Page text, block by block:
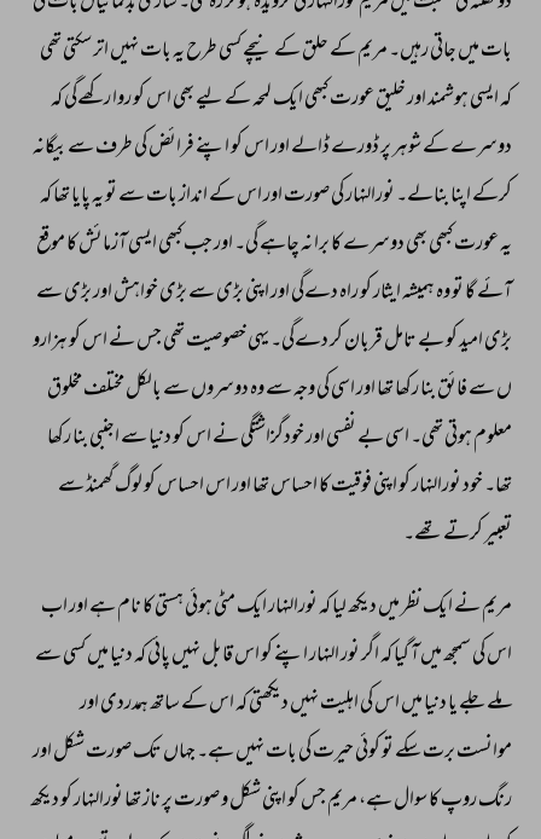
بات میں جاتی رہیں۔ مریم کے حلق کے نیچے کسی طرح یہ بات نہیں اتر سکتی تھی
کہ ایسی ہوشمند اور خلیق عورت کبھی ایک لمحہ کے لیے بھی اس کو روا رکھےگی کہ
دوسرے کے شوہر پر ڈورے ڈالے اور اس کو اپنے فرائض کی طرف سے بیگانہ
کرکے اپنا بنالے۔ نورالنہار کی صورت اور اس کے انداز بات سے تو یہ پایا تھا کہ
یہ عورت کبھی بھی دوسرے کا برا نہ چاہے گی۔ اور جب کبھی ایسی آزمائش کا موقع
آئے گا تو وہ ہمیشہ ایثار کو راہ دےگی اور اپنی بڑی سے بڑی خواہش اور بڑی سے
بڑی امید کو بے تامل قربان کر دےگی۔ یہی خصوصیت تھی جس نے اس کو ہزارو
ں سے فائق بنا رکھا تھا اور اسی کی وجہ سے وہ دوسروں سے بالکل مختلف مخلوق
معلوم ہوتی تھی۔ اسی بے نفسی اور خودگزاشتگی نے اس کو دنیا سے اجنبی بنا رکھا
تھا۔ خود نورالنہار کو اپنی فوقیت کا احساس تھا اور اس احساس کو لوگ گھمنڈ سے
تعبیر کرتے تھے۔
مریم نے ایک نظر میں دیکھ لیا کہ نورالنہار ایک مٹی ہوئی ہستی کا نام ہے اور اب
اس کی سمجھ میں آ گیا کہ اگر نور النہار اپنے کو اس قابل نہیں پائی کہ دنیا میں کسی سے
ملے جلے یا دنیا میں اس کی اہلیت نہیں دیکھتی کہ اس کے ساتھ ہمدردی اور
موانست برت سکے تو کوئی حیرت کی بات نہیں ہے۔ جہاں تک صورت شکل اور
رنگ روپ کا سوال ہے، مریم جس کو اپنی شکل و صورت پر ناز تھا نورالنہار کو دیکھ